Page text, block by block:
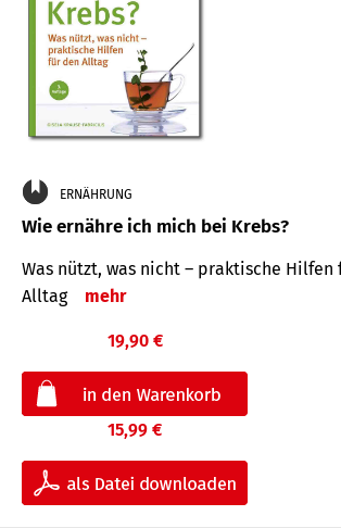
ERNÄHRUNG
Wie ernähre ich mich bei Krebs?
Was nützt, was nicht – praktische Hilfen
Alltag
mehr
19,90 €
15,99 €